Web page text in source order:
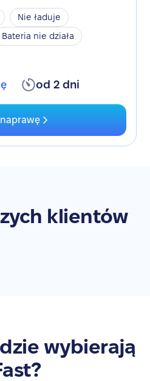
Nie ładuje
Bateria nie działa
od 2 dni
klientów
wybierają